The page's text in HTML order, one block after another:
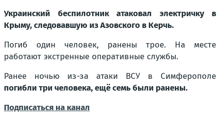
Украинский беспилотник атаковал электричку в
Крыму, следовавшую из Азовского в Керчь.
Погиб один человек, ранены трое. На месте
работают экстренные оперативные службы.
Ранее ночью из-за атаки ВСУ в Симферополе
погибли три человека, ещё семь были ранены.
Подписаться на канал